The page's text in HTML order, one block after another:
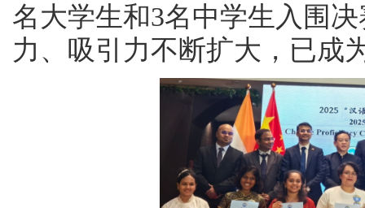
名大学生和3名中学生入围
力、吸引力不断扩大，已成